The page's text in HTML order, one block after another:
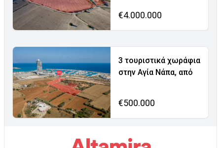
€4.000.000
3 τουριστικά χωράφια
στην Αγία Νάπα, από
€500.000